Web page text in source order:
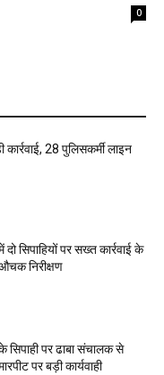
0
28 पुलिसकर्मी लाइन
सिपाहियों पर सख्त कार्रवाई के
निरीक्षण
पर ढाबा संचालक से
पर बड़ी कार्यवाही